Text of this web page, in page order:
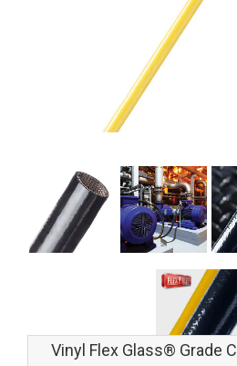
Vinyl Flex Glass® Grade C